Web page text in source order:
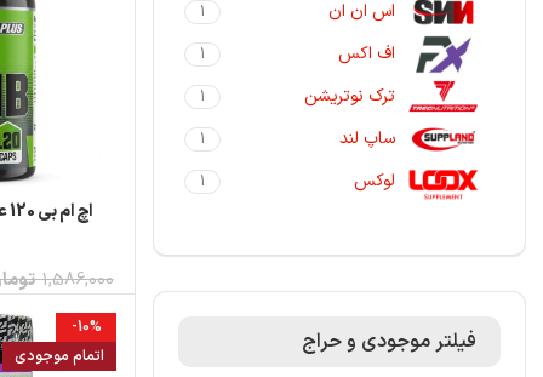
اس ان ان 1
اف اکس 1
ترک نوتریشن 1
ساپ لند 1
لوکس 1
فیلتر موجودی و حراج
افزودن به سبد
اچ ام بی 120 عددی Stone Plus
1,586,000
-10%
اتمام موجودی